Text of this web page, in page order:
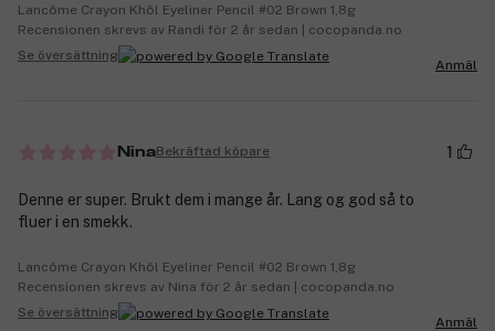
Lancôme Crayon Khôl Eyeliner Pencil #02 Brown 1,8g
Recensionen skrevs av Randi för 2 år sedan | cocopanda.no
Se översättning
Anmäl
NinaBekräftad köpare 1
Denne er super. Brukt dem i mange år. Lang og god så to
fluer i en smekk.
Lancôme Crayon Khôl Eyeliner Pencil #02 Brown 1,8g
Recensionen skrevs av Nina för 2 år sedan | cocopanda.no
Se översättning
Anmäl